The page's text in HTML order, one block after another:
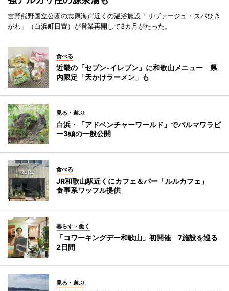
吉野熊野国立公園の志原海岸近くの温浴施設「リヴァージュ・スパひき
がわ」（白浜町日置）が営業再開して3カ月がたった。
食べる
近畿の「セブン-イレブン」に和歌山メニュー 県
内限定「天かけラーメン」も
見る・遊ぶ
白浜・「アドベンチャーワールド」でパルマワラビ
ー3頭の一般公開
食べる
JR和歌山駅近くにカフェ＆バー「ルルカフェ」
食事系ワッフル提供
暮らす・働く
「コワーキングデー和歌山」初開催 7施設を巡る
2日間
見る・遊ぶ